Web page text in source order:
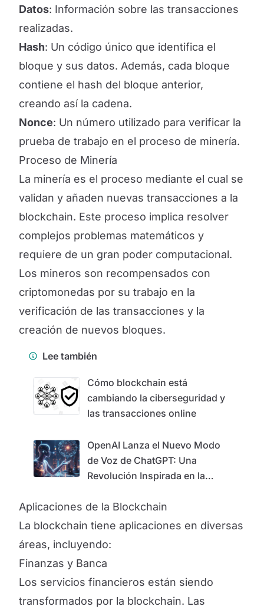
Datos: Información sobre las transacciones
realizadas.
Hash: Un código único que identifica el
bloque y sus datos. Además, cada bloque
contiene el hash del bloque anterior,
creando así la cadena.
Nonce: Un número utilizado para verificar la
prueba de trabajo en el proceso de minería.
Proceso de Minería
La minería es el proceso mediante el cual se
validan y añaden nuevas transacciones a la
blockchain. Este proceso implica resolver
complejos problemas matemáticos y
requiere de un gran poder computacional.
Los mineros son recompensados con
criptomonedas por su trabajo en la
verificación de las transacciones y la
creación de nuevos bloques.
Lee también
Cómo blockchain está
cambiando la ciberseguridad y
las transacciones online
OpenAI Lanza el Nuevo Modo
de Voz de ChatGPT: Una
Revolución Inspirada en la
Aplicaciones de la Blockchain
La blockchain tiene aplicaciones en diversas
áreas, incluyendo:
Finanzas y Banca
Los servicios financieros están siendo
transformados por la blockchain. Las